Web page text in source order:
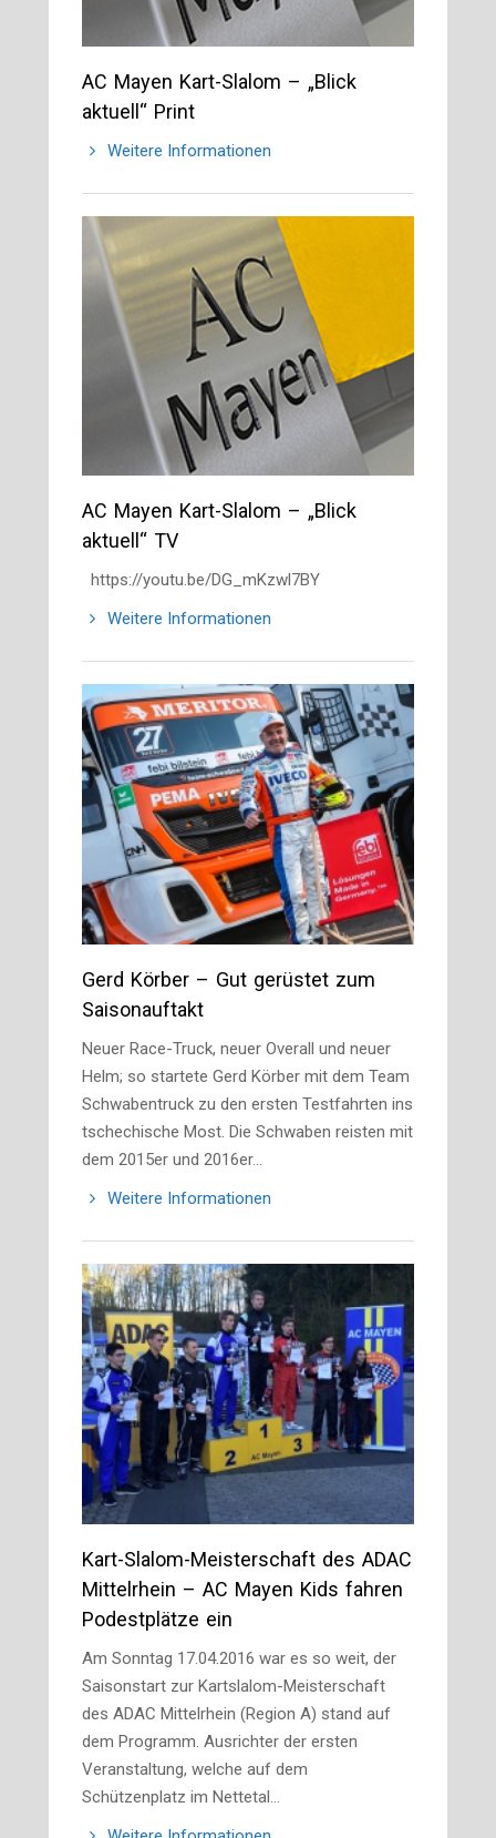
AC Mayen Kart-Slalom – „Blick
aktuell“ Print
Weitere Informationen
AC Mayen Kart-Slalom – „Blick
aktuell“ TV
https://youtu.be/DG_mKzwl7BY
Weitere Informationen
Gerd Körber – Gut gerüstet zum
Saisonauftakt
Neuer Race-Truck, neuer Overall und neuer
Helm; so startete Gerd Körber mit dem Team
Schwabentruck zu den ersten Testfahrten ins
tschechische Most. Die Schwaben reisten mit
dem 2015er und 2016er…
Weitere Informationen
Kart-Slalom-Meisterschaft des ADAC
Mittelrhein – AC Mayen Kids fahren
Podestplätze ein
Am Sonntag 17.04.2016 war es so weit, der
Saisonstart zur Kartslalom-Meisterschaft
des ADAC Mittelrhein (Region A) stand auf
dem Programm. Ausrichter der ersten
Veranstaltung, welche auf dem
Schützenplatz im Nettetal…